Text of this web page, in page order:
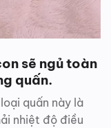
sẽ ngủ toàn
quấn.
quấn này là
nhiệt độ điều